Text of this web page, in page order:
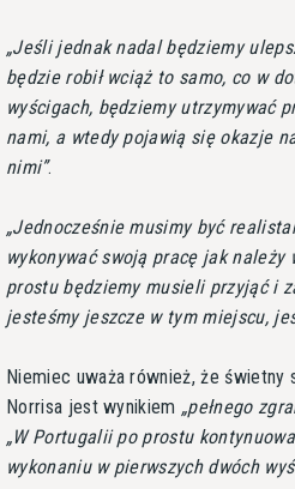
Jeśli jednak nadal będziemy
będzie robił wciąż to samo, co w
wyścigach, będziemy utrzymywać
nami, a wtedy pojawią się okazje
nimi .
Jednocześnie musimy być
wykonywać swoją pracę jak należy
prostu będziemy musieli przyjąć i
jesteśmy jeszcze w tym miejscu,
Niemiec uważa również, że świetny
Norrisa jest wynikiem
pełnego
W Portugalii po prostu
wykonaniu w pierwszych dwóch